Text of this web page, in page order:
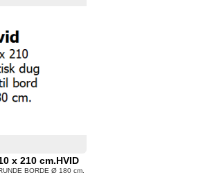
x 210 cm.HVID
BORDE Ø 180 cm.